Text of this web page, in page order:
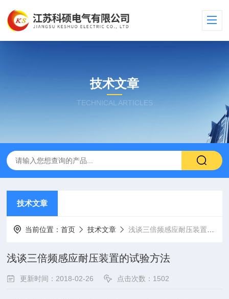
技术文章
TECHNICAL ARTICLES
技术文章
当前位置：首页 技术文章 浅谈三倍频感应耐压装置的试验方法
浅谈三倍频感应耐压装置的试验方法
更新时间：2018-02-26 点击次数：1502